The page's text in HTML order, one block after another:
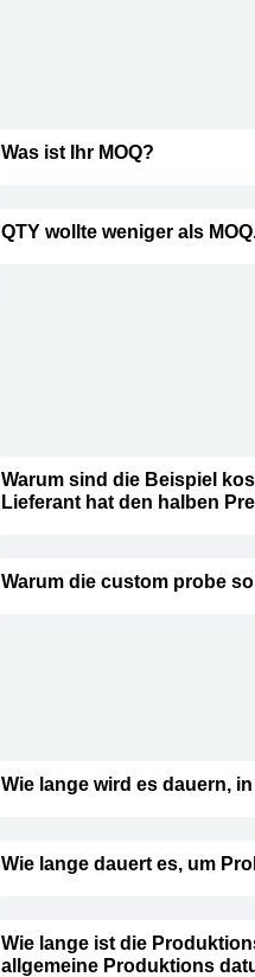
Was ist Ihr MOQ?
QTY wollte weniger als
Warum sind die Beispiel
Lieferant hat den halben
Warum die custom probe
Wie lange wird es dauern,
Wie lange dauert es, um
Wie lange ist die
allgemeine Produktions